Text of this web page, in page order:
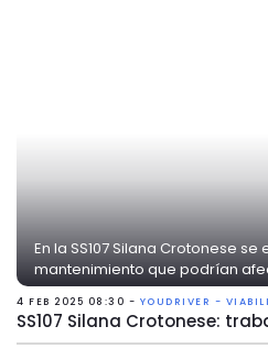
En la SS107 Silana Crotonese
mantenimiento que podrían
4 FEB 2025 08:30 - YOUDRIVER -
SS107 Silana Crotonese: